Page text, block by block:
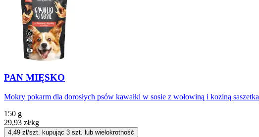
PAN MIĘSKO
Mokry pokarm dla dorosłych psów kawałki w sosie z wołowiną i koziną saszetka
150 g
29,93 zł/kg
4,49 zł/szt. kupując 3 szt. lub wielokrotność